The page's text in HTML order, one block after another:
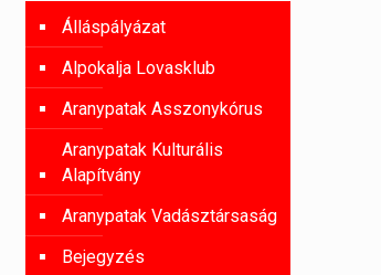
Álláspályázat
Alpokalja Lovasklub
Aranypatak Asszonykórus
Aranypatak Kulturális
Alapítvány
Aranypatak Vadásztársaság
Bejegyzés